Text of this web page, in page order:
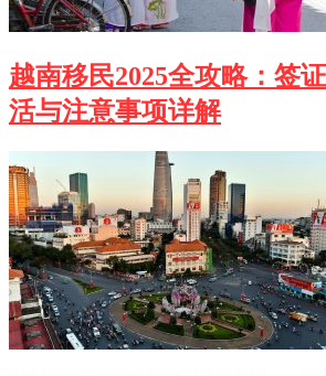
越南移民2025全攻略：签
活与注意事项详解